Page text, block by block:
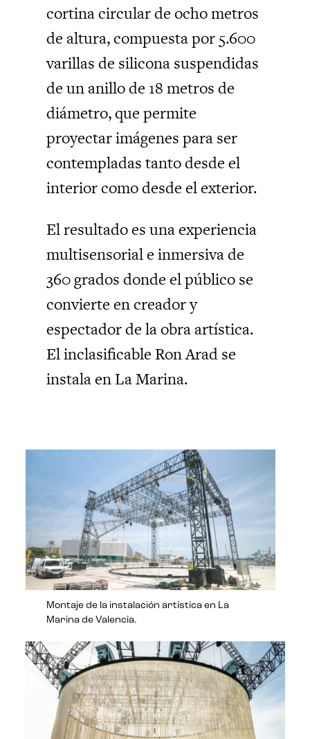
cortina circular de ocho metros
de altura, compuesta por 5.600
varillas de silicona suspendidas
de un anillo de 18 metros de
diámetro, que permite
proyectar imágenes para ser
contempladas tanto desde el
interior como desde el exterior.
El resultado es una experiencia
multisensorial e inmersiva de
360 grados donde el público se
convierte en creador y
espectador de la obra artística.
El inclasificable Ron Arad se
instala en La Marina.
Montaje de la instalación artística en La
Marina de Valencia.